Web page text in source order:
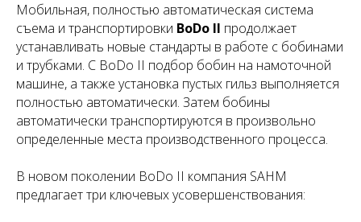
Мобильная, полностью автоматическая система
съема и транспортировки BoDo II продолжает
устанавливать новые стандарты в работе с бобинами
и трубками. С BoDo II подбор бобин на намоточной
машине, а также установка пустых гильз выполняется
полностью автоматически. Затем бобины
автоматически транспортируются в произвольно
определенные места производственного процесса.
В новом поколении BoDo II компания SAHM
предлагает три ключевых усовершенствования: